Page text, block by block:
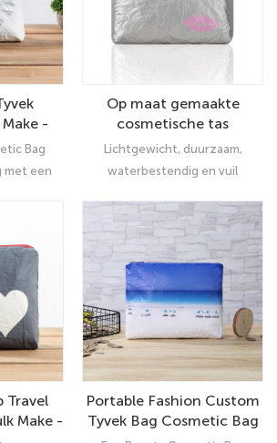
-
Bag
met een
of
zoals
kleine
in stijl.
Op maat gemaakte
cosmetische tas
Organizer Zakken voor
vrouwen
Lichtgewicht, duurzaam,
waterbestendig en vuil
bezittingen heel goed kan
beschermen Ze zijn soepel,
zacht en flexibel om aan te
raken en kunnen gemakkelijk
vouwen om de ruimte in een
koffer te minimaliseren.
Travel
Make -
Portable Fashion Custom
Tyvek Bag Cosmetic Bag